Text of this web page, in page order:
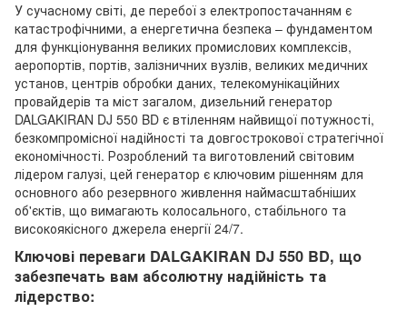
У сучасному світі, де перебої з електропостачанням є
катастрофічними, а енергетична безпека – фундаментом
для функціонування великих промислових комплексів,
аеропортів, портів, залізничних вузлів, великих медичних
установ, центрів обробки даних, телекомунікаційних
провайдерів та міст загалом, дизельний генератор
DALGAKIRAN DJ 550 BD є втіленням найвищої потужності,
безкомпромісної надійності та довгострокової стратегічної
економічності. Розроблений та виготовлений світовим
лідером галузі, цей генератор є ключовим рішенням для
основного або резервного живлення наймасштабніших
об'єктів, що вимагають колосального, стабільного та
високоякісного джерела енергії 24/7.
Ключові переваги DALGAKIRAN DJ 550 BD, що
забезпечать вам абсолютну надійність та
лідерство: